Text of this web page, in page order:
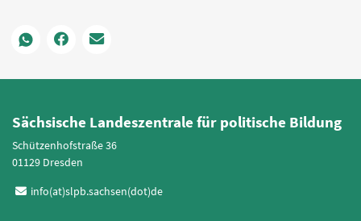
Sächsische Landeszentrale für politische Bildung
Schützenhofstraße 36
01129 Dresden
info(at)slpb.sachsen(dot)de